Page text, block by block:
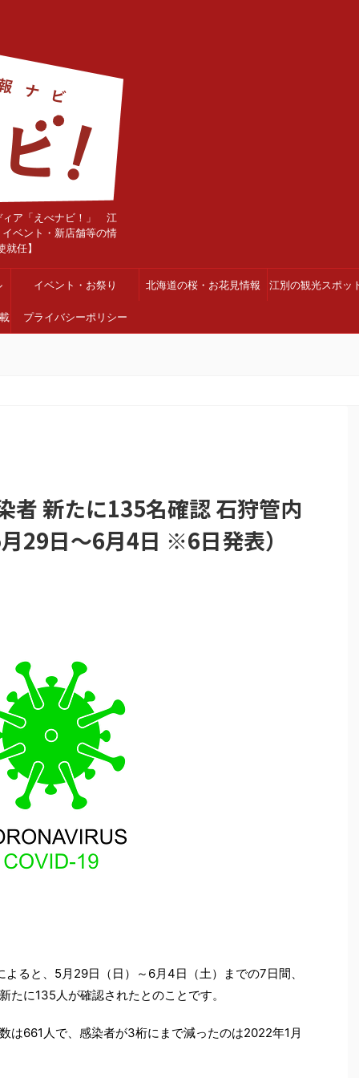
ィア「えべナビ！」 江
ベント・新店舗等の情
任】
イベント・お祭り 北海道の桜・お花見情報 江別の観光スポッ
プライバシーポリシー
者 新たに135名確認 石狩管内
29日～6月4日 ※6日発表）
ると、5月29日（日）～6月4日（土）までの7日間、
たに135人が確認されたとのことです。
は661人で、感染者が3桁にまで減ったのは2022年1月